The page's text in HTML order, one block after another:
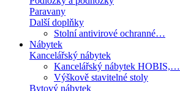
Paravany
Další doplňky
Stolní antivirové ochranné…
Nábytek
Kancelářský nábytek
Kancelářský nábytek HOBIS,…
Výškově stavitelné stoly
Bytový nábytek